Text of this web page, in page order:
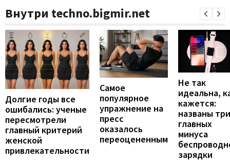
Внутри techno.bigmir.net
Долгие годы все
ошибались: ученые
пересмотрели
главный критерий
женской
привлекательности
Самое
популярное
упражнение на
пресс
оказалось
переоцененным
Не так
идеальна,
кажется:
названы три
главных
минуса
зарядки